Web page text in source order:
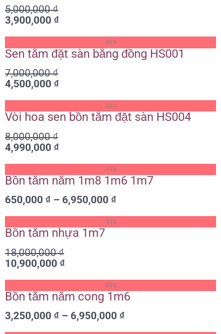
5,000,000₫
5,000,000 ₫.
3,900,000 ₫
là:
3,900,000 ₫.
-36%
Sen tắm đặt sàn bằng đồng HS001
7,000,000₫
gốc
7,000,000 ₫.
4,500,000 ₫
hiện
là:
4,500,000 ₫.
-38%
Vòi hoa sen bồn tắm đặt sàn HS004
8,000,000₫
gốc
8,000,000 ₫.
4,990,000 ₫
hiện
là:
4,990,000 ₫.
-19%
Bồn tắm nằm 1m8 1m6 1m7
650,000 ₫ – 6,950,000 ₫
Khoảng
giá:
6,950,000 ₫
-39%
Bồn tắm nhựa 1m7
18,000,000₫
gốc
18,000,000 ₫.
10,900,000 ₫
hiện
là:
10,900,000 ₫.
-35%
Bồn tắm nằm cong 1m6
3,250,000 ₫ – 6,950,000 ₫
giá: